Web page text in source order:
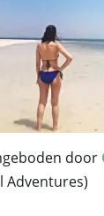
door
Adventures)